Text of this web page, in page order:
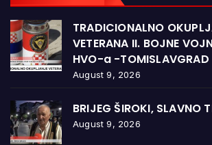
TRADICIONALNO
VETERANA II. BOJNE
HVO-a -TOMISLAVGRAD
August 9, 2026
BRIJEG ŠIROKI, SLAVNO
August 9, 2026